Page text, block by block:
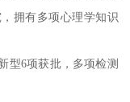
拥有多项心理学知识
型6项获批，多项检测